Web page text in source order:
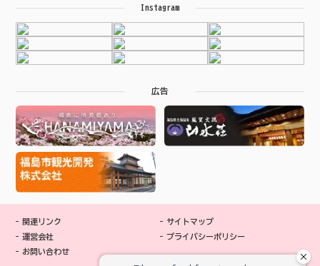
Instagram
広告
関連リンク
運営会社
お問い合わせ
サイトマップ
プライバシーポリシー